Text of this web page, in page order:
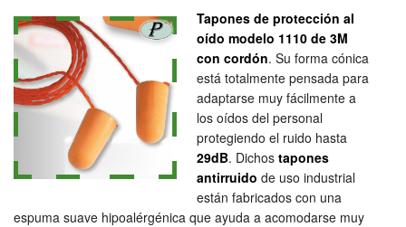
Tapones de protección al
oído modelo 1110 de 3M
con cordón. Su forma cónica
está totalmente pensada para
adaptarse muy fácilmente a
los oídos del personal
protegiendo el ruido hasta
29dB. Dichos tapones
antirruido de uso industrial
están fabricados con una
espuma suave hipoalérgénica que ayuda a acomodarse muy